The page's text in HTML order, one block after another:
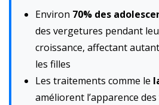
Environ 70% des
des vergetures pendant
croissance, affectant
les filles
Les traitements comme le
améliorent l’apparence